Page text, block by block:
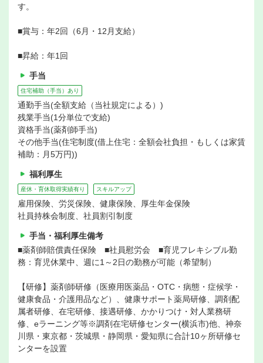
す。
■賞与：年2回（6月・12月支給）
■昇給：年1回
手当
住宅補助（手当）あり
通勤手当(全額支給（当社規定による）)
残業手当(1分単位で支給)
資格手当(薬剤師手当)
その他手当(住宅制度(借上住宅：全額会社負担・もしくは家賃
補助：月5万円))
福利厚生
産休・育休取得実績有り スキルアップ
雇用保険、労災保険、健康保険、厚生年金保険
社員持株会制度、社員割引制度
手当・福利厚生備考
■薬剤師賠償責任保険 ■社員慰労会 ■育児フレキシブル勤
務：育児休業中、週に1～2日の勤務が可能（希望制）
【研修】薬剤師研修（医療用医薬品・OTC・病態・症候学・
健康食品・介護用品など）、健康サポート薬局研修、調剤配
属者研修、在宅研修、接遇研修、かかりつけ・対人業務研
修、eラーニング等※調剤在宅研修センター(横浜市)他、神奈
川県・東京都・茨城県・静岡県・愛知県に合計10ヶ所研修セ
ンターを設置